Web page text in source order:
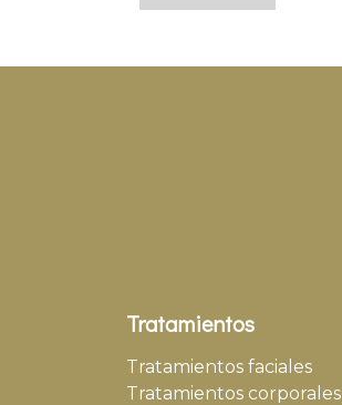
Tratamientos
Tratamientos faciales
Tratamientos corporales